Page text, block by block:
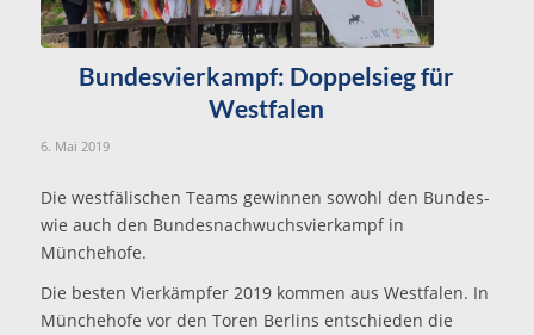
Bundesvierkampf: Doppelsieg für
Westfalen
6. Mai 2019
Die westfälischen Teams gewinnen sowohl den Bundes-
wie auch den Bundesnachwuchsvierkampf in
Münchehofe.
Die besten Vierkämpfer 2019 kommen aus Westfalen. In
Münchehofe vor den Toren Berlins entschieden die